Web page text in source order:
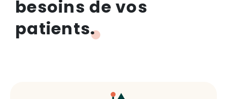
besoins de vos
patients.